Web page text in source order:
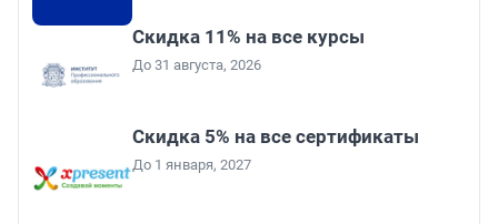
Скидка 11% на все курсы
До 31 августа, 2026
Скидка 5% на все сертификаты
До 1 января, 2027